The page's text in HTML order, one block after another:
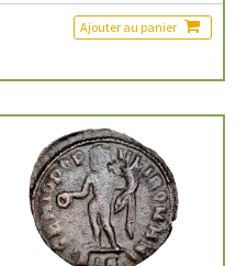
Ajouter au panier